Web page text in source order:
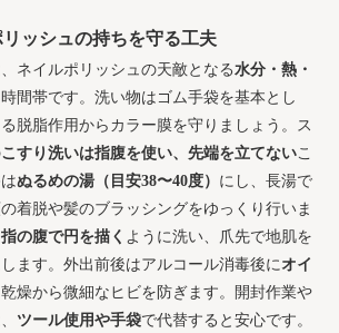
ッシュの持ちを守る工夫
ネイルポリッシュの天敵となる水分・熱・
間帯です。洗い物はゴム手袋を基本とし
脱脂作用からカラー膜を守りましょう。ス
こすり洗いは指腹を使い、先端を立てないこ
ぬるめの湯（目安38〜40度） にし、長湯で
着脱や髪のブラッシングをゆっくり行いま
指の腹で円を描く ように洗い、爪先で地肌を
ます。外出前後はアルコール消毒後にオイ
燥から微細なヒビを防ぎます。開封作業や
ツール使用や手袋で代替すると安心です。